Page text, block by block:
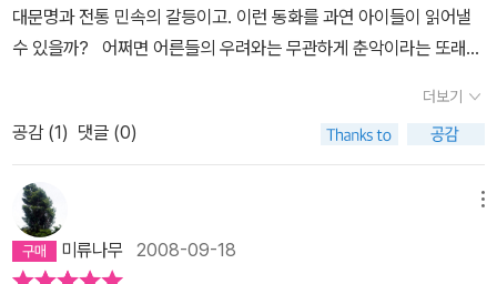
대문명과 전통 민속의 갈등이고. 이런 동화를 과연 아이들이 읽어낼
수 있을까? 어쩌면 어른들의 우려와는 무관하게 춘악이라는 또래의
싶다. 거기에는 타산적 이해관계와 사리사욕에 대한 고려 없이 사람
에 대한 순전한 이해와 공감이 우선하므로. 생소한 사투리 구사는 오
히려 흥미와 재미를 고취시키는 구실을 할 수 있지 않겠는가. 아이일
지라도 현실의 파고는 비켜주지 않는다. 그저 아름답기만 해서는 안
된다. 엄정한 실제는 거짓된 아름다움보다도 더 아름답다. 춘악이의
형편은 넉넉하지 못하다. 아버지의 이른 병사로 급격히 기운 가세는
더보기
공감 (1) 댓글 (0)
미류나무 2008-09-18